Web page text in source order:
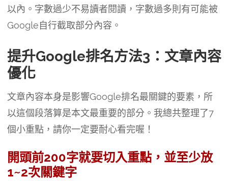
以內。字數過少不易讀者閱讀，字數過多則有可能被
Google自行截取部分內容。
提升Google排名方法3：文章內容
優化
文章內容本身是影響Google排名最關鍵的要素，所
以這個段落算是本文最重要的部分。我總共整理了7
個小重點，請你一定要耐心看完喔！
開頭前200字就要切入重點，並至少放
1~2次關鍵字